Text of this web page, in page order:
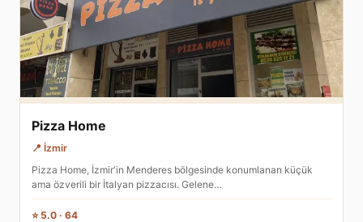
Pizza Home
📍 İzmir
Pizza Home, İzmir'in Menderes bölgesinde konumlanan küçük
ama özverili bir İtalyan pizzacısı. Gelene…
⭐ 5.0 · 64